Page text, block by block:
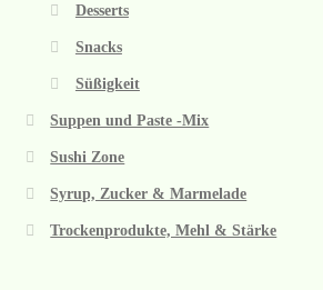
Desserts
Snacks
Süßigkeit
Suppen und Paste -Mix
Sushi Zone
Syrup, Zucker & Marmelade
Trockenprodukte, Mehl & Stärke